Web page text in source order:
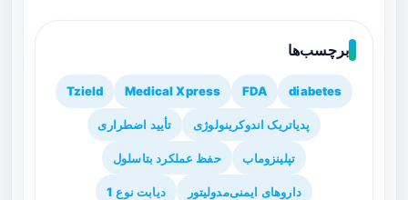
برچسب‌ها
diabetes
FDA
Medical Xpress
Tzield
پدیاتریک اندوکرینولوژی تأیید اضطراری
تپلینزوماب حفظ عملکرد بتاسلول
داروهای ایمنی‌مدولیتور دیابت نوع 1